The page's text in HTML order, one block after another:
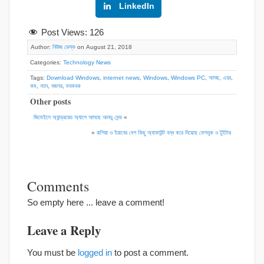
LinkedIn
Post Views: 126
Author: নিউজ ডেস্ক on August 21, 2018
Categories: Technology News
Tags: Download Windows, internet news, Windows, Windows PC, আসছ, এয়র,
কম, নতন, বজলর, মযকবক
Other posts
জিমেইলে অ্যান্ড্রয়েড অ্যাপে আসছে আনডু সেন্ড«
» রাশিয়া ও ইরানের বেশ কিছু অ্যাকাউন্ট বন্ধ করে দিয়েছে ফেসবুক ও টুইটার
Comments
So empty here ... leave a comment!
Leave a Reply
You must be logged in to post a comment.